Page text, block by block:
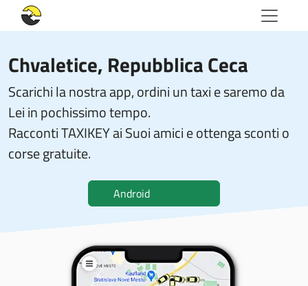
Chvaletice, Repubblica Ceca
Scarichi la nostra app, ordini un taxi e saremo da
Lei in pochissimo tempo.
Racconti TAXIKEY ai Suoi amici e ottenga sconti o
corse gratuite.
Android